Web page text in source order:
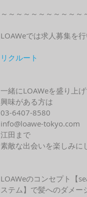
～～～～～～～～～～～
LOAWeでは求人募集を行
リクルート
一緒にLOAWeを盛り上
興味がある方は
03-6407-8580
info@loawe-tokyo.com
江田まで
素敵な出会いを楽しみに
LOAWeのコンセプト【
ステム】で髪へのダメ